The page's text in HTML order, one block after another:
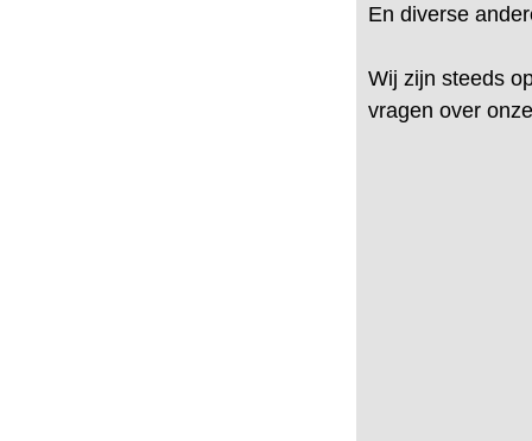
En diverse
Wij zijn steeds
vragen over